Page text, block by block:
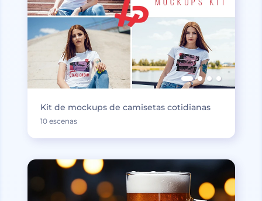
Kit de mockups de camisetas cotidianas
10 escenas